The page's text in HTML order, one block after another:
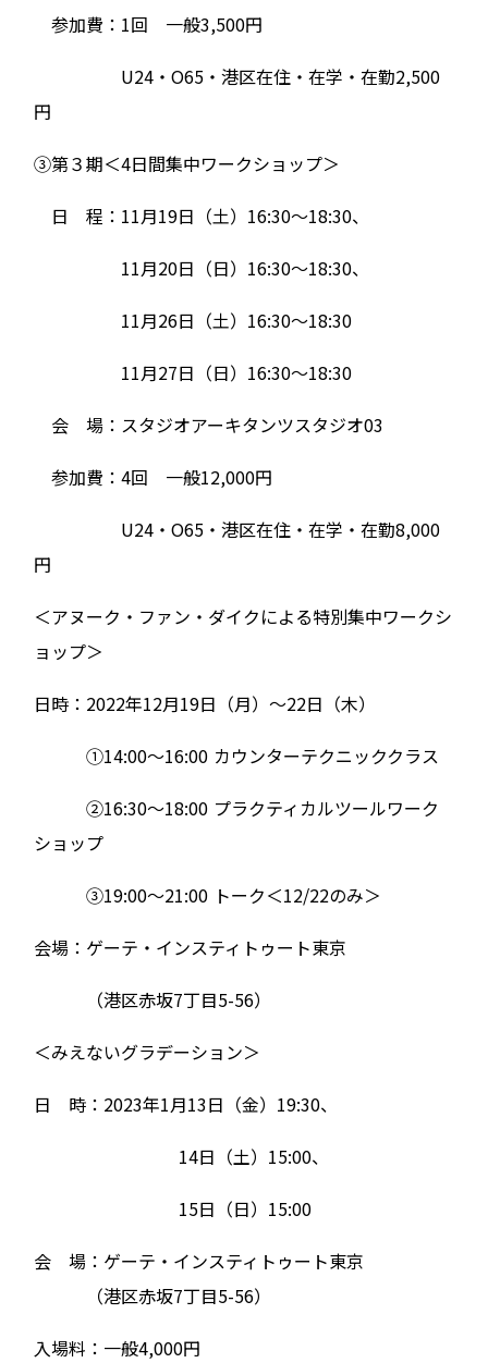
参加費：1回 ⼀般3,500円
U24・O65・港区在住・在学・在勤2,500
円
③第３期＜4⽇間集中ワークショップ＞
日 程：11⽉19⽇（⼟）16:30〜18:30、
11⽉20⽇（⽇）16:30〜18:30、
11⽉26⽇（⼟）16:30〜18:30
11⽉27⽇（⽇）16:30〜18:30
会 場：スタジオアーキタンツスタジオ03
参加費：4回 ⼀般12,000円
U24・O65・港区在住・在学・在勤8,000
円
＜アヌーク・ファン・ダイクによる特別集中ワークシ
ョップ＞
日時：2022年12⽉19⽇（⽉）〜22⽇（⽊）
①14:00〜16:00 カウンターテクニッククラス
②16:30〜18:00 プラクティカルツールワーク
ショップ
③19:00〜21:00 トーク＜12/22のみ＞
会場：ゲーテ・インスティトゥート東京
（港区赤坂7丁目5-56）
＜みえないグラデーション＞
日 時：2023年1月13日（金）19:30、
14日（土）15:00、
15日（日）15:00
会 場：ゲーテ・インスティトゥート東京
（港区赤坂7丁目5-56）
入場料：一般4,000円